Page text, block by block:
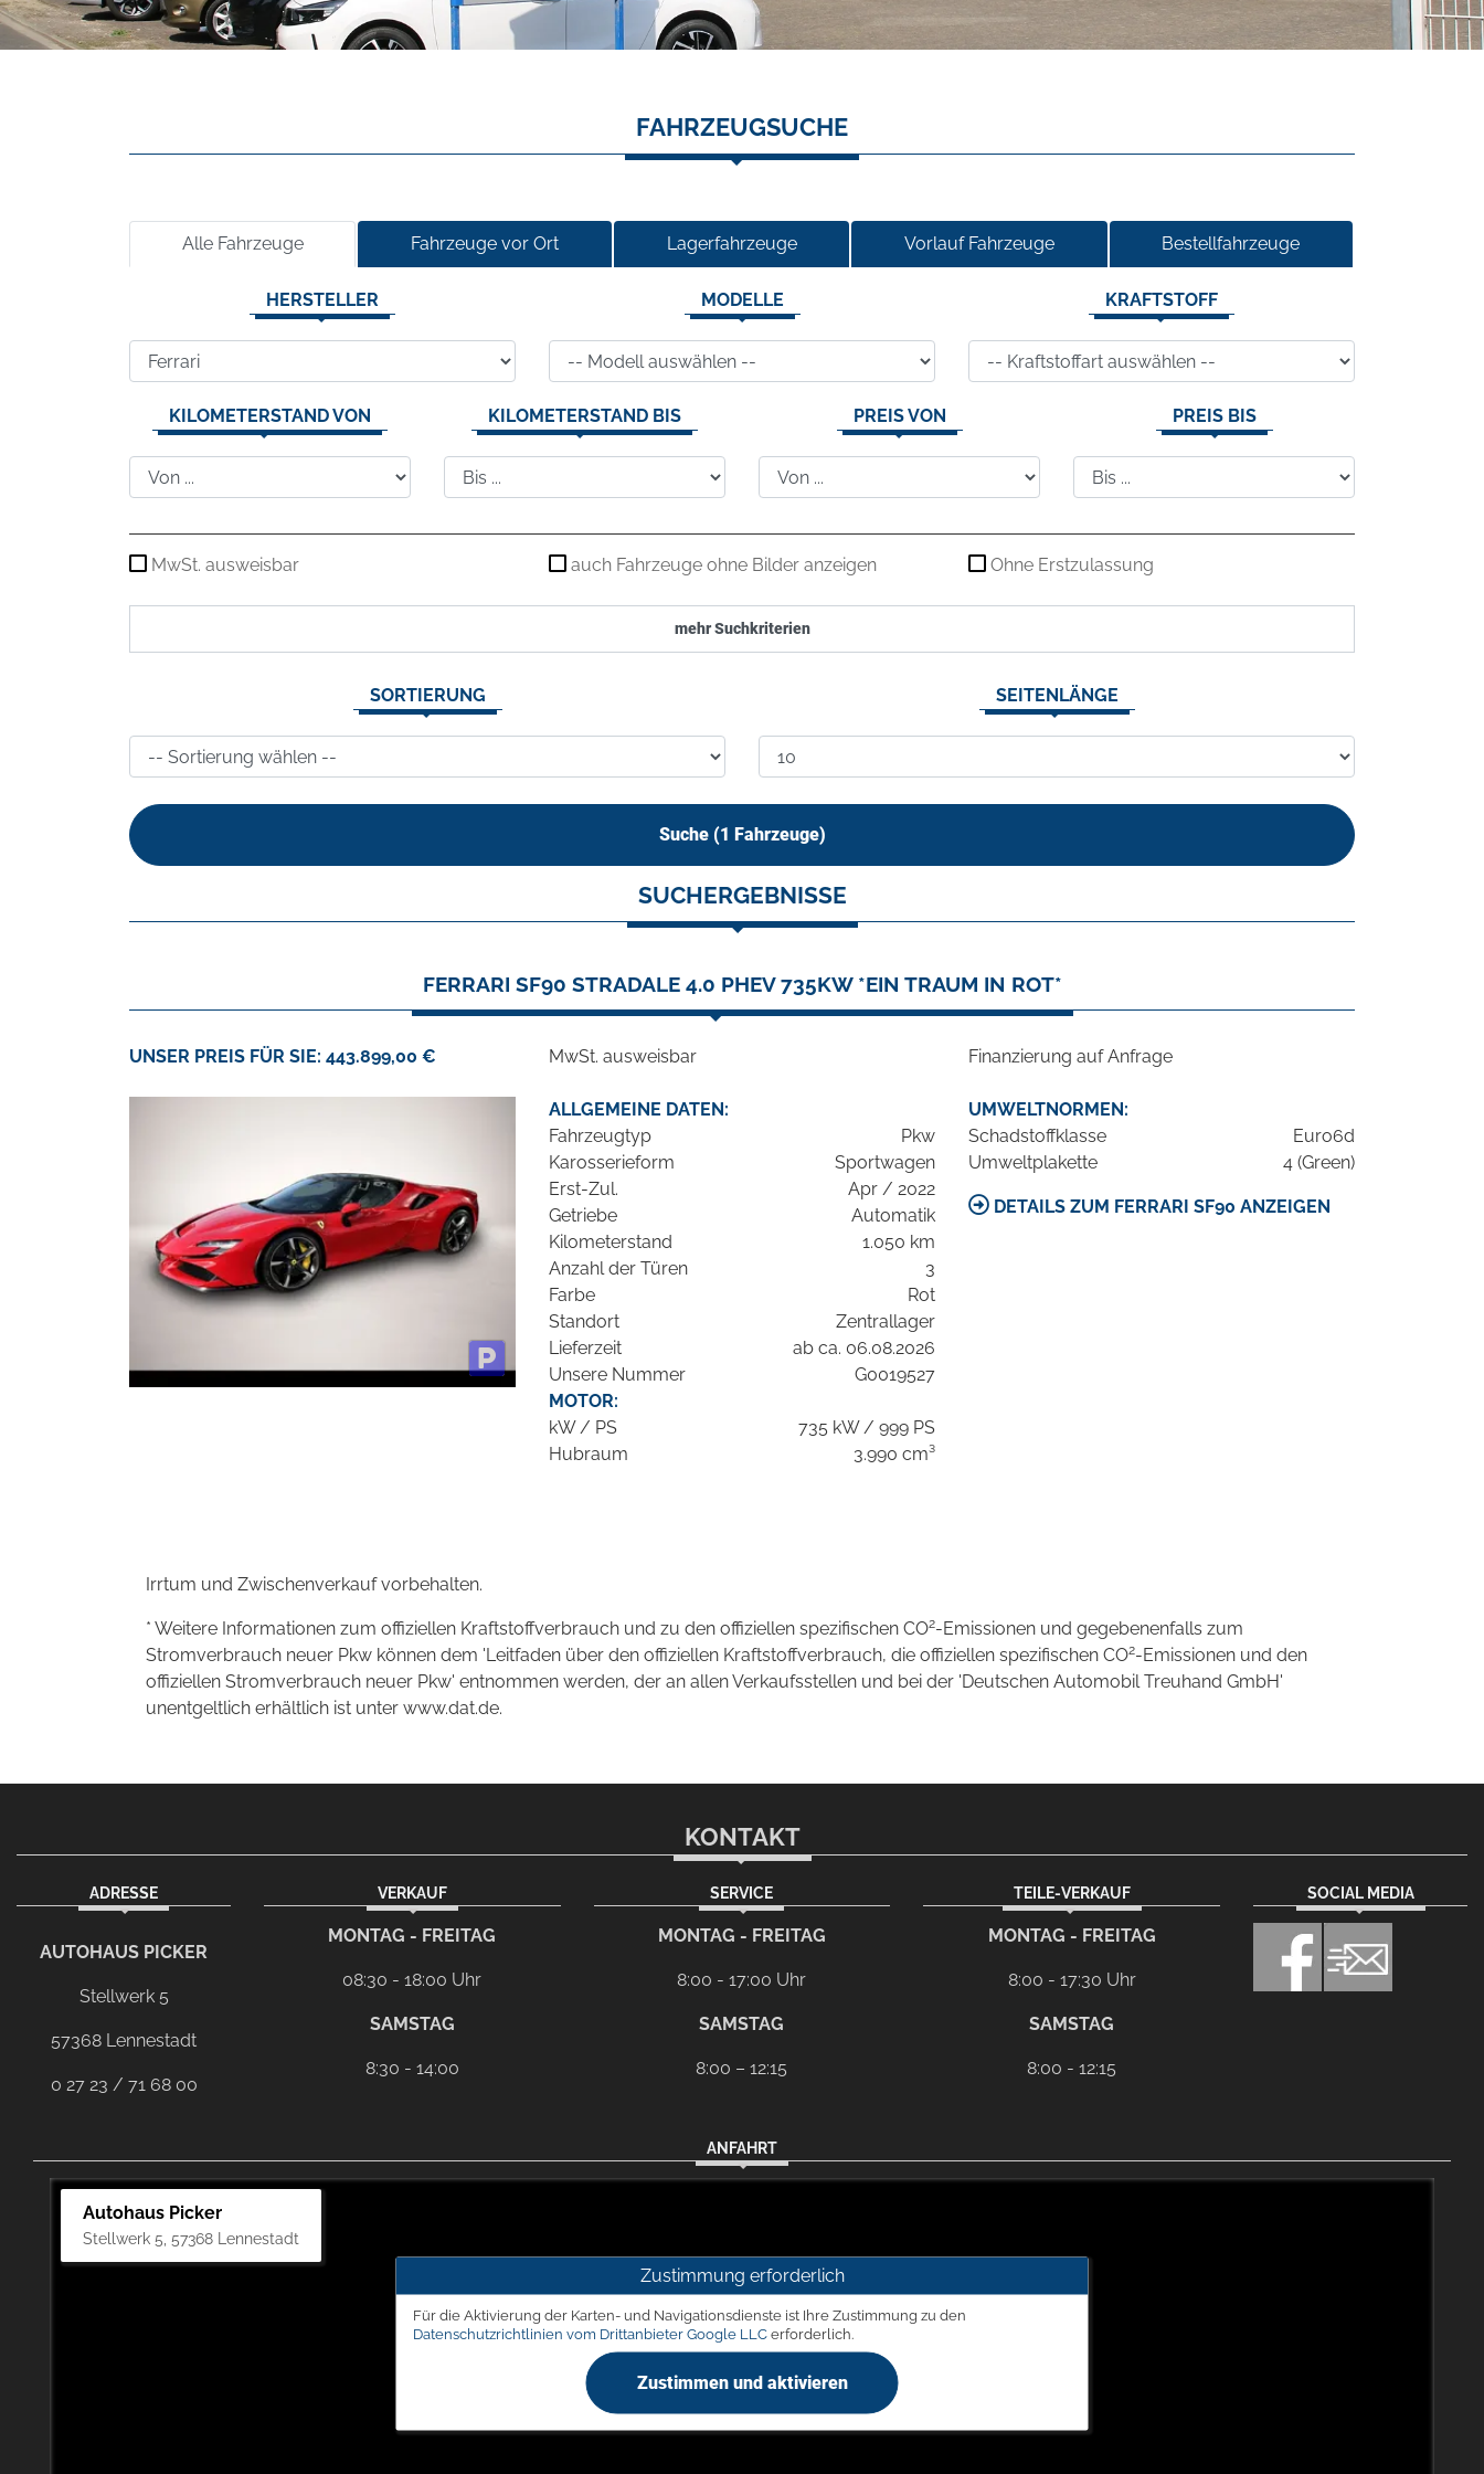
FAHRZEUGSUCHE
Alle Fahrzeuge Fahrzeuge vor Ort Lagerfahrzeuge Vorlauf Fahrzeuge Bestellfahrzeuge
HERSTELLER MODELLE KRAFTSTOFF
KILOMETERSTAND VON KILOMETERSTAND BIS PREIS VON PREIS BIS
MwSt. ausweisbar auch Fahrzeuge ohne Bilder anzeigen Ohne Erstzulassung
mehr Suchkriterien
SORTIERUNG SEITENLÄNGE
Suche (1 Fahrzeuge)
SUCHERGEBNISSE
FERRARI SF90 STRADALE 4.0 PHEV 735KW *EIN TRAUM IN ROT*
UNSER PREIS FÜR SIE: 443.899,00 € MwSt. ausweisbar Finanzierung auf Anfrage
ALLGEMEINE DATEN:
Fahrzeugtyp
Pkw
Karosserieform
Sportwagen
Erst-Zul.
Apr / 2022
Getriebe
Automatik
Kilometerstand
1.050 km
Anzahl der Türen
3
Farbe
Rot
Standort
Zentrallager
Lieferzeit
ab ca. 06.08.2026
Unsere Nummer
G0019527
MOTOR:
kW / PS
735 kW / 999 PS
Hubraum
3.990 cm³
UMWELTNORMEN:
Schadstoffklasse
Euro6d
Umweltplakette
4 (Green)
DETAILS ZUM FERRARI SF90 ANZEIGEN
Irrtum und Zwischenverkauf vorbehalten.
* Weitere Informationen zum offiziellen Kraftstoffverbrauch und zu den offiziellen spezifischen CO2-Emissionen und gegebenenfalls zum
Stromverbrauch neuer Pkw können dem 'Leitfaden über den offiziellen Kraftstoffverbrauch, die offiziellen spezifischen CO2-Emissionen und den
offiziellen Stromverbrauch neuer Pkw' entnommen werden, der an allen Verkaufsstellen und bei der 'Deutschen Automobil Treuhand GmbH'
unentgeltlich erhältlich ist unter www.dat.de.
KONTAKT
ADRESSE
AUTOHAUS PICKER
Stellwerk 5
57368 Lennestadt
0 27 23 / 71 68 00
VERKAUF
MONTAG - FREITAG
08:30 - 18:00 Uhr
SAMSTAG
8:30 - 14:00
SERVICE
MONTAG - FREITAG
8:00 - 17:00 Uhr
SAMSTAG
8:00 – 12:15
TEILE-VERKAUF
MONTAG - FREITAG
8:00 - 17:30 Uhr
SAMSTAG
8:00 - 12:15
SOCIAL MEDIA
Dieser Link führt zu Ihrem eMail-Programm
ANFAHRT
Autohaus Picker
Stellwerk 5, 57368 Lennestadt
Zustimmung erforderlich
Für die Aktivierung der Karten- und Navigationsdienste ist Ihre Zustimmung zu den
Datenschutzrichtlinien vom Drittanbieter Google LLCerforderlich.
Zustimmen und aktivieren